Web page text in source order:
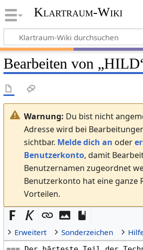
Klartraum-Wiki
Bearbeiten von „HILD
Warnung: Du bist nicht
Adresse wird bei
sichtbar. Melde dich an oder
Benutzerkonto, damit
Benutzernamen zugeordnet
Benutzerkonto hat eine ganze
Vorteilen.
Erweitert Sonderzeichen